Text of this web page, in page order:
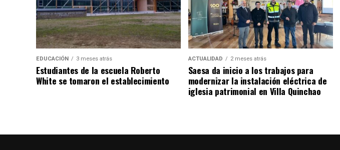
EDUCACIÓN 3 meses atrás
Estudiantes de la escuela Roberto
White se tomaron el establecimiento
ACTUALIDAD 2 meses atrás
Saesa da inicio a los trabajos para
modernizar la instalación eléctrica de
iglesia patrimonial en Villa Quinchao